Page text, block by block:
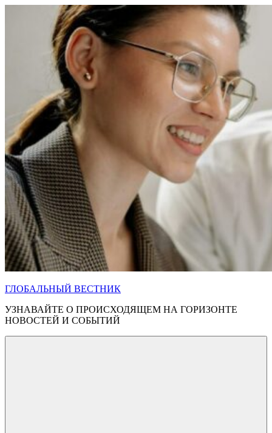
содержимому
ГЛОБАЛЬНЫЙ ВЕСТНИК
УЗНАВАЙТЕ О ПРОИСХОДЯЩЕМ НА ГОРИЗОНТЕ
НОВОСТЕЙ И СОБЫТИЙ